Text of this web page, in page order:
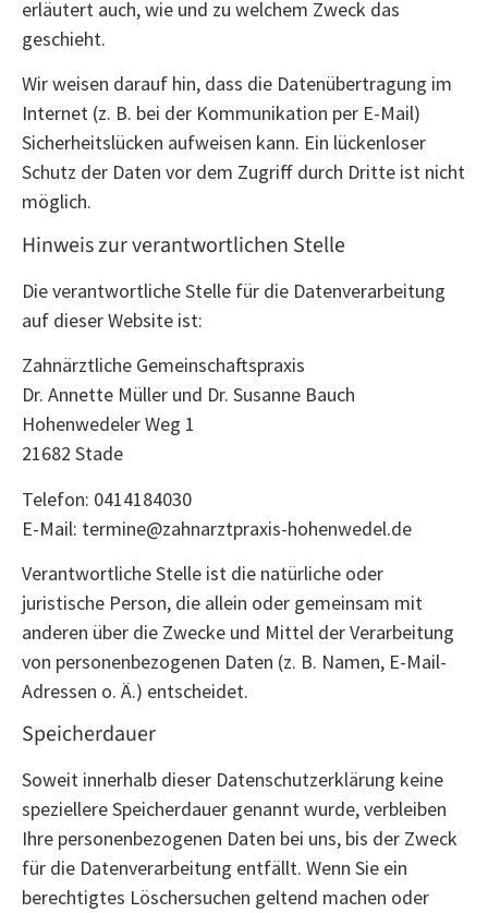
erläutert auch, wie und zu welchem Zweck das
geschieht.
Wir weisen darauf hin, dass die Datenübertragung im
Internet (z. B. bei der Kommunikation per E-Mail)
Sicherheitslücken aufweisen kann. Ein lückenloser
Schutz der Daten vor dem Zugriff durch Dritte ist nicht
möglich.
Hinweis zur verantwortlichen Stelle
Die verantwortliche Stelle für die Datenverarbeitung
auf dieser Website ist:
Zahnärztliche Gemeinschaftspraxis
Dr. Annette Müller und Dr. Susanne Bauch
Hohenwedeler Weg 1
21682 Stade
Telefon: 0414184030
E-Mail: termine@zahnarztpraxis-hohenwedel.de
Verantwortliche Stelle ist die natürliche oder
juristische Person, die allein oder gemeinsam mit
anderen über die Zwecke und Mittel der Verarbeitung
von personenbezogenen Daten (z. B. Namen, E-Mail-
Adressen o. Ä.) entscheidet.
Speicherdauer
Soweit innerhalb dieser Datenschutzerklärung keine
speziellere Speicherdauer genannt wurde, verbleiben
Ihre personenbezogenen Daten bei uns, bis der Zweck
für die Datenverarbeitung entfällt. Wenn Sie ein
berechtigtes Löschersuchen geltend machen oder